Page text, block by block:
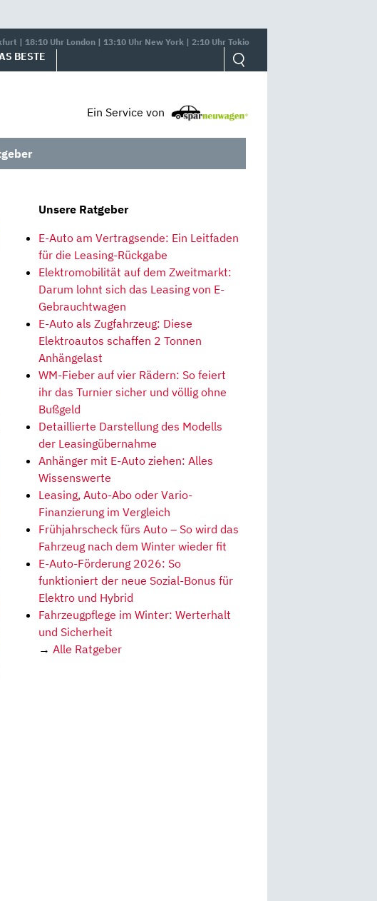
| 18:10 Uhr London | 13:10 Uhr New York | 2:10 Uhr Tokio
BESTE
Ein Service von
Unsere Ratgeber
E-Auto am Vertragsende: Ein Leitfaden
für die Leasing-Rückgabe
Elektromobilität auf dem Zweitmarkt:
Darum lohnt sich das Leasing von E-
Gebrauchtwagen
E-Auto als Zugfahrzeug: Diese
Elektroautos schaffen 2 Tonnen
Anhängelast
WM-Fieber auf vier Rädern: So feiert
ihr das Turnier sicher und völlig ohne
Bußgeld
Detaillierte Darstellung des Modells
der Leasingübernahme
Anhänger mit E-Auto ziehen: Alles
Wissenswerte
Leasing, Auto-Abo oder Vario-
Finanzierung im Vergleich
Frühjahrscheck fürs Auto – So wird das
Fahrzeug nach dem Winter wieder fit
E-Auto-Förderung 2026: So
funktioniert der neue Sozial-Bonus für
Elektro und Hybrid
Fahrzeugpflege im Winter: Werterhalt
und Sicherheit
→ Alle Ratgeber